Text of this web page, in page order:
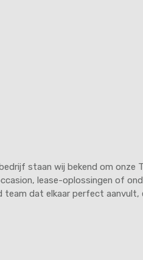
staan wij bekend om onze
lease-oplossingen of
dat elkaar perfect aanvult,